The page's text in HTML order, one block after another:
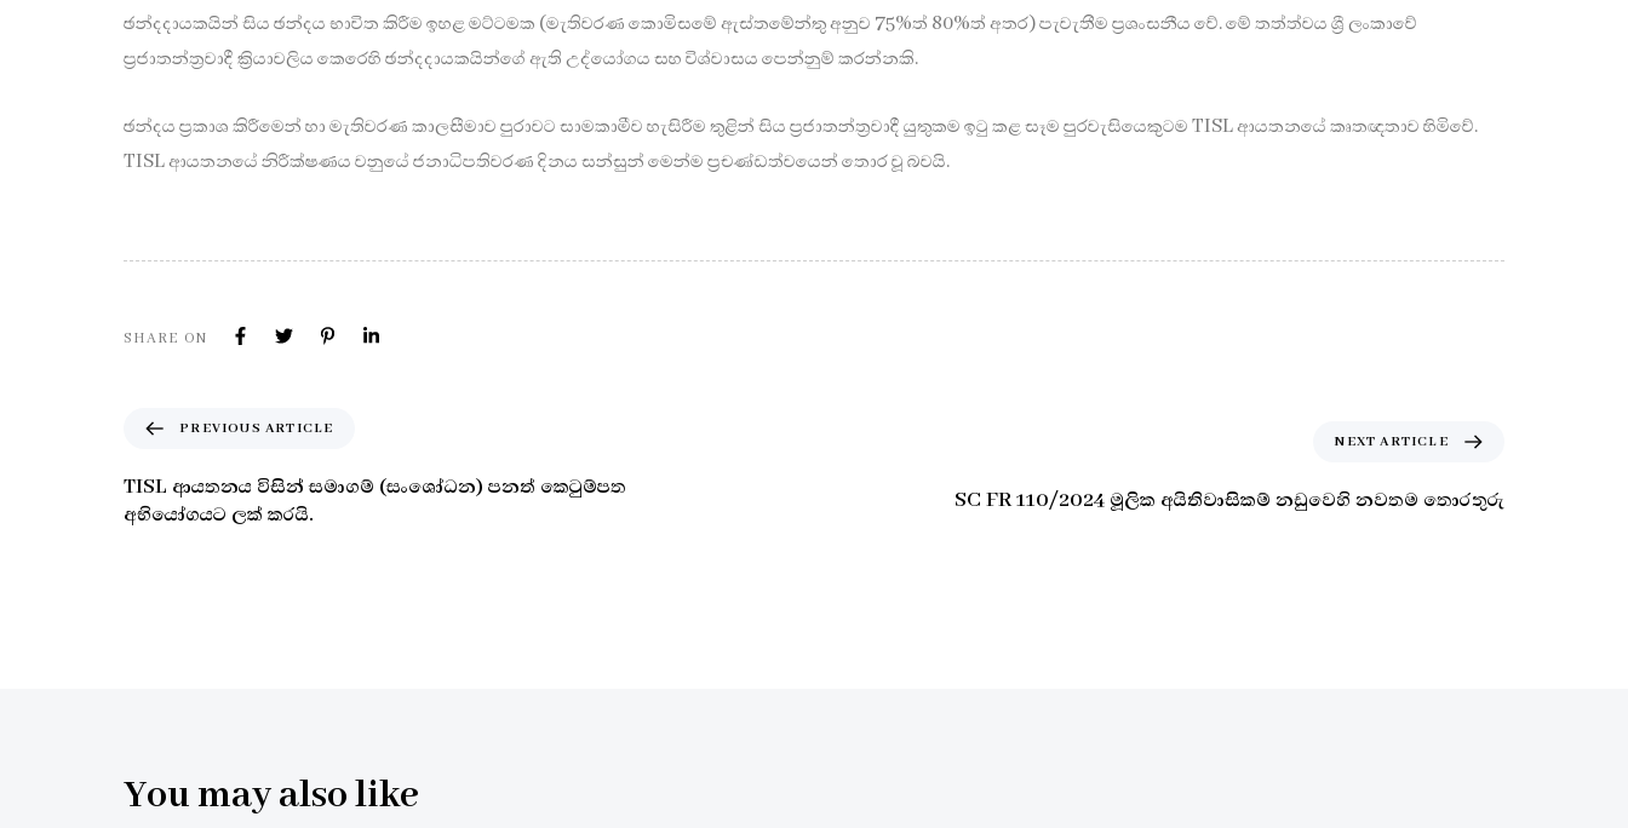
ඡන්දදායකයින් සිය ඡන්දය භාවිත කිරීම ඉහළ මට්ටමක (මැතිවරණ කොමිසමේ ඇස්තමේන්තු අනුව 75%ත් 80%ත් අතර) පැවැතීම ප්‍රශංසනීය වේ. මේ තත්ත්වය ශ්‍රී ලංකාවේ
ප්‍රජාතන්ත්‍රවාදී ක්‍රියාවලිය කෙරෙහි ඡන්දදායකයින්ගේ ඇති උද්යෝගය සහ විශ්වාසය පෙන්නුම් කරන්නකි.
ඡන්දය ප්‍රකාශ කිරීමෙන් හා මැතිවරණ කාලසීමාව පුරාවට සාමකාමීව හැසිරීම තුළින් සිය ප්‍රජාතන්ත්‍රවාදී යුතුකම ඉටු කළ සෑම පුරවැසියෙකුටම TISL ආයතනයේ කෘතඥතාව හිමිවේ.
TISL ආයතනයේ නිරීක්ෂණය වනුයේ ජනාධිපතිවරණ දිනය සන්සුන් මෙන්ම ප්‍රචණ්ඩත්වයෙන් තොර වූ බවයි.
SHARE ON
PREVIOUS ARTICLE
TISL ආයතනය විසින් සමාගම් (සංශෝධන) පනත් කෙටුම්පත
අභියෝගයට ලක් කරයි.
NEXT ARTICLE
SC FR 110/2024 මූලික අයිතිවාසිකම් නඩුවෙහි නවතම තොරතුරු
You may also like